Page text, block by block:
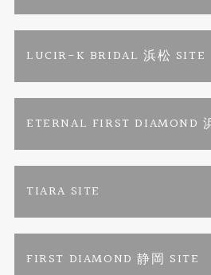
カラー発色ジュエリー
パーマネントジュエリー
お問い合わせ
LUCIR-K BRIDAL 浜松 SITE
ETERNAL FIRST DIAMOND
TIARA SITE
FIRST DIAMOND 静岡 SITE